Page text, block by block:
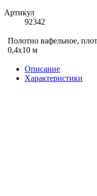
Артикул
92342
Полотно вафельное,
0,4х10 м
Описание
Характеристики